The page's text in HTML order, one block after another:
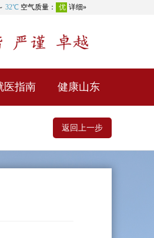
医指南 健康山东
返回上一步